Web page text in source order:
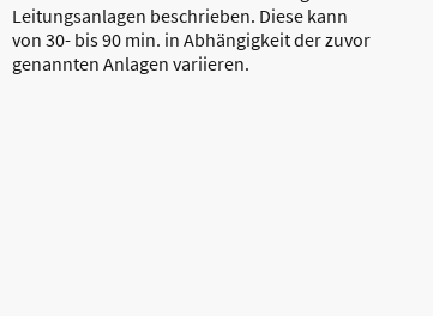
Leitungsanlagen beschrieben. Diese kann
von 30- bis 90 min. in Abhängigkeit der zuvor
genannten Anlagen variieren.